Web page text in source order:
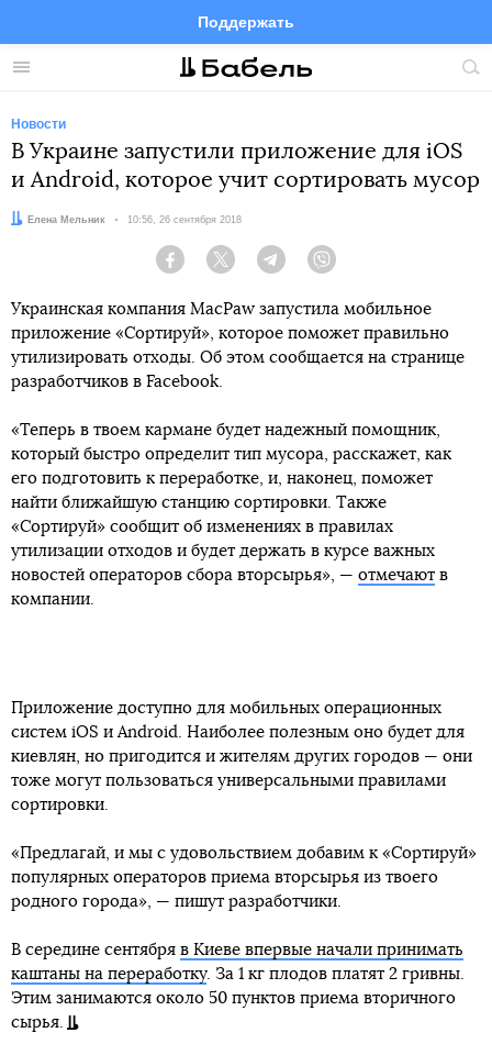
Меню
Поддержать
FacebookTelegramTwitter
Новости
В Украине запустили приложение для iOS
и Android, которое учит сортировать мусор
Автор:Елена Мельник Дата:
10:56, 26 сентября 2018
Facebook Twitter Telegram
Украинская компания MacPaw запустила мобильное
приложение «Сортируй», которое поможет правильно
утилизировать отходы. Об этом сообщается на странице
разработчиков в Facebook.
«Теперь в твоем кармане будет надежный помощник,
который быстро определит тип мусора, расскажет, как
его подготовить к переработке, и, наконец, поможет
найти ближайшую станцию сортировки. Также
«Сортируй» сообщит об изменениях в правилах
утилизации отходов и будет держать в курсе важных
новостей операторов сбора вторсырья», — отмечают в
компании.
Приложение доступно для мобильных операционных
систем iOS и Android. Наиболее полезным оно будет для
киевлян, но пригодится и жителям других городов — они
тоже могут пользоваться универсальными правилами
сортировки.
«Предлагай, и мы с удовольствием добавим к «Сортируй»
популярных операторов приема вторсырья из твоего
родного города», — пишут разработчики.
В середине сентября в Киеве впервые начали принимать
каштаны на переработку. За 1 кг плодов платят 2 гривны.
Этим занимаются около 50 пунктов приема вторичного
сырья.